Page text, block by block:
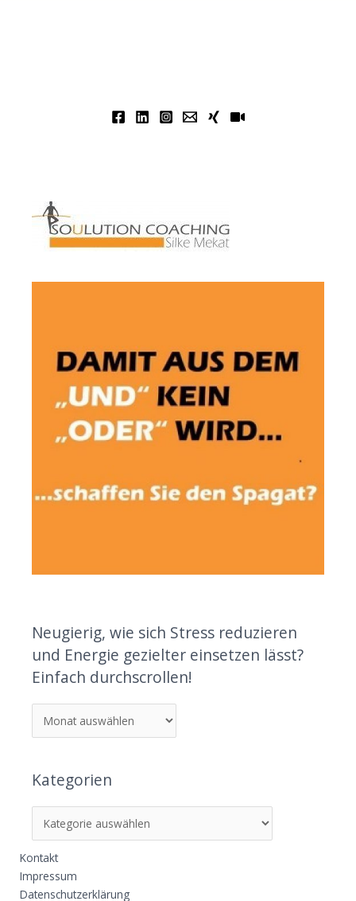
Neugierig, wie sich Stress reduzieren
und Energie gezielter einsetzen lässt?
Einfach durchscrollen!
Kategorien
Kontakt
Impressum
Datenschutzerklärung